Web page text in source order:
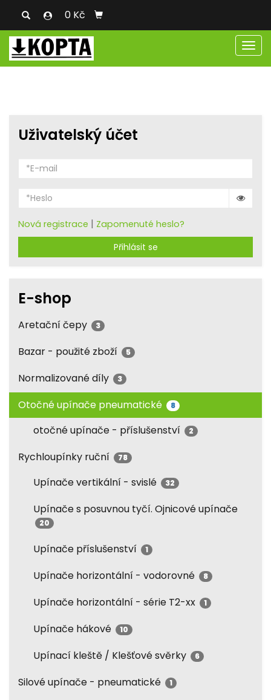
0 Kč
Uživatelský účet
Nová registrace | Zapomenuté heslo?
Přihlásit se
E-shop
Aretační čepy 3
Bazar - použité zboží 5
Normalizované díly 3
Otočné upínače pneumatické 8
otočné upínače - příslušenství 2
Rychloupínky ruční 78
Upínače vertikální - svislé 32
Upínače s posuvnou tyčí. Ojnicové upínače
20
Upínače příslušenství 1
Upínače horizontální - vodorovné 8
Upínače horizontální - série T2-xx 1
Upínače hákové 10
Upínací kleště / Klešťové svěrky 6
Silové upínače - pneumatické 1